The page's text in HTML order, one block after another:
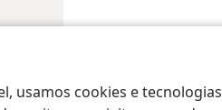
usamos cookies e